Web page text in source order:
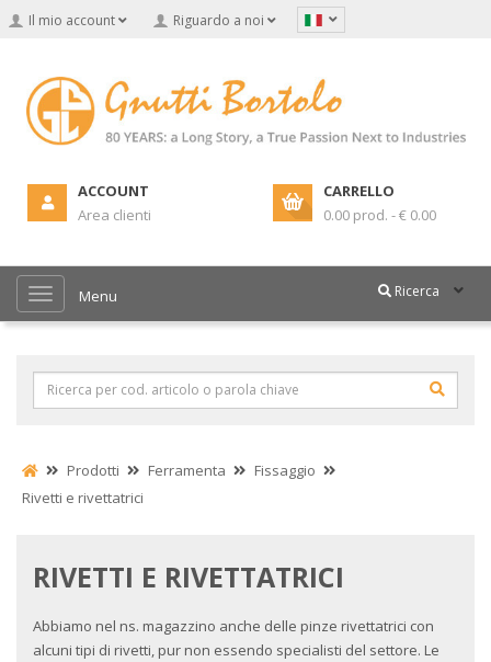
Il mio account Riguardo a noi
ACCOUNT
Area clienti
CARRELLO
0.00 prod. - € 0.00
Menu Ricerca
Prodotti Ferramenta
Fissaggio
Rivetti e rivettatrici
RIVETTI E RIVETTATRICI
Abbiamo nel ns. magazzino anche delle pinze rivettatrici con
alcuni tipi di rivetti, pur non essendo specialisti del settore. Le